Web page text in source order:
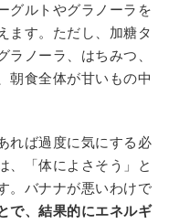
グルトやグラノーラを
ます。ただし、加糖タ
ノーラ、はちみつ、
朝食全体が甘いもの中
れば過度に気にする必
、「体によさそう」と
。バナナが悪いわけで
で、結果的にエネルギ